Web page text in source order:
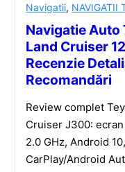
Navigatii, NAVIGATII
Navigatie Auto
Land Cruiser
Recenzie
Recomandări
Review complet
Cruiser J300:
2.0 GHz, Android
CarPlay/Android